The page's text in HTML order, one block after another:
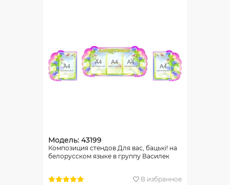
Модель: 43199
Композиция стендов Для вас, бацькi! на
белорусском языке в группу Василек
В избранное